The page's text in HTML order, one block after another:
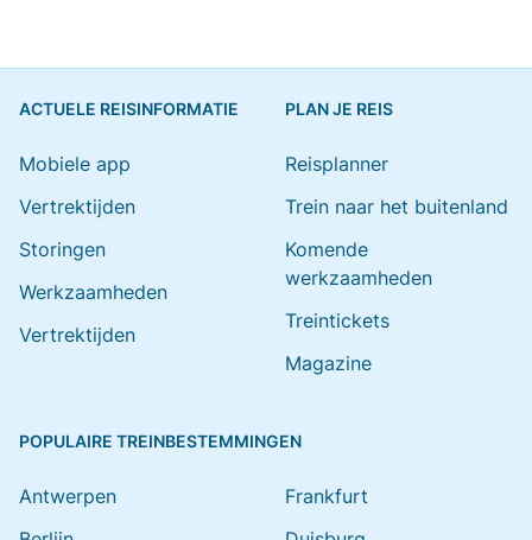
ACTUELE REISINFORMATIE
Mobiele app
Vertrektijden
Storingen
Werkzaamheden
Vertrektijden
PLAN JE REIS
Reisplanner
Trein naar het buitenland
Komende
werkzaamheden
Treintickets
Magazine
POPULAIRE TREINBESTEMMINGEN
Antwerpen
Frankfurt